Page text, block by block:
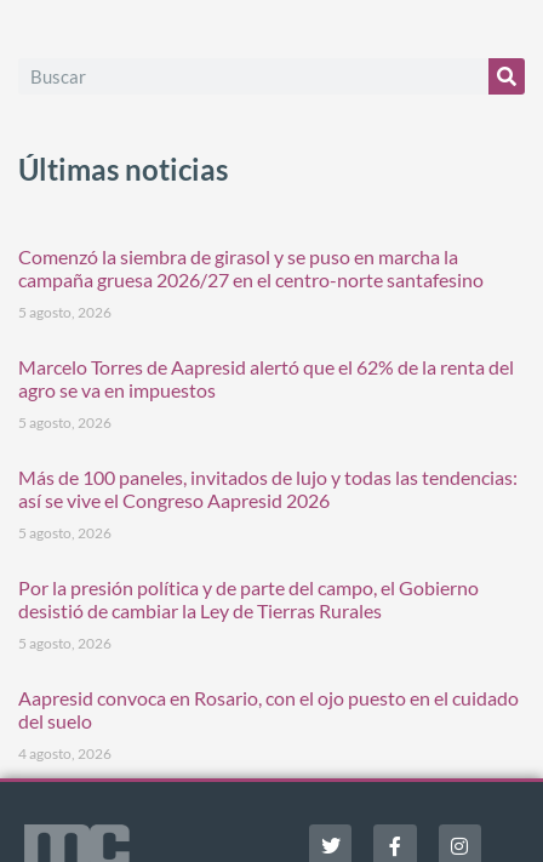
Últimas noticias
Comenzó la siembra de girasol y se puso en marcha la
campaña gruesa 2026/27 en el centro-norte santafesino
5 agosto, 2026
Marcelo Torres de Aapresid alertó que el 62% de la renta del
agro se va en impuestos
5 agosto, 2026
Más de 100 paneles, invitados de lujo y todas las tendencias:
así se vive el Congreso Aapresid 2026
5 agosto, 2026
Por la presión política y de parte del campo, el Gobierno
desistió de cambiar la Ley de Tierras Rurales
5 agosto, 2026
Aapresid convoca en Rosario, con el ojo puesto en el cuidado
del suelo
4 agosto, 2026